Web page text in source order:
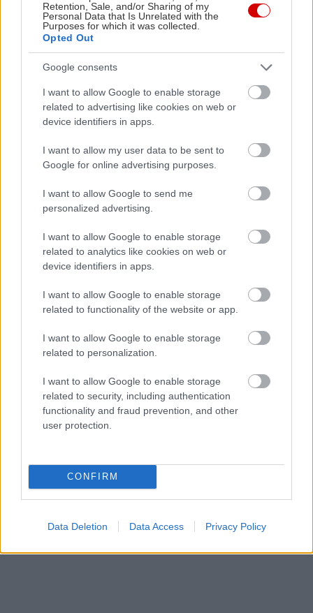
Retention, Sale, and/or Sharing of my
Personal Data that Is Unrelated with the
Purposes for which it was collected.
Opted Out
Google consents
I want to allow Google to enable storage
related to advertising like cookies on web or
device identifiers in apps.
I want to allow my user data to be sent to
Google for online advertising purposes.
I want to allow Google to send me
personalized advertising.
I want to allow Google to enable storage
related to analytics like cookies on web or
device identifiers in apps.
I want to allow Google to enable storage
related to functionality of the website or app.
I want to allow Google to enable storage
related to personalization.
I want to allow Google to enable storage
related to security, including authentication
functionality and fraud prevention, and other
user protection.
CONFIRM
Data Deletion Data Access Privacy Policy